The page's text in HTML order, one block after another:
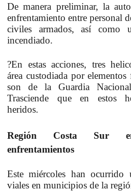
De manera preliminar, la
enfrentamiento entre personal
civiles armados, así como
incendiado.
?En estas acciones, tres
área custodiada por
son de la Guardia
Trasciende que en estos
heridos.
Región Costa Sur
enfrentamientos
Este miércoles han ocurrido
viales en municipios de la